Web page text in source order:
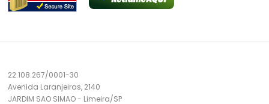
22.108.267/0001-30
Avenida Laranjeiras, 2140
JARDIM SAO SIMAO - Limeira/SP